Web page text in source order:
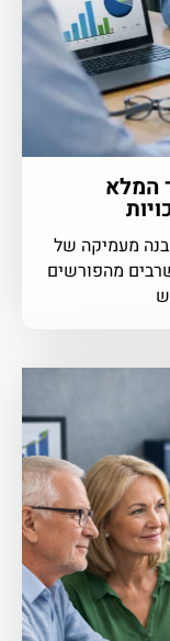
המדריך המלא
בשנת 2026 דורש הבנה מעמיקה של
מהפורשים